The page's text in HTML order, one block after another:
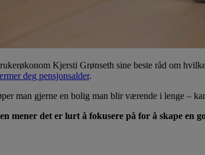
Kjersti Grønseth sine beste råd om
deg pensjonsalder.
man gjerne en bolig man blir værende i lenge –
mener det er lurt å fokusere på for å skape en